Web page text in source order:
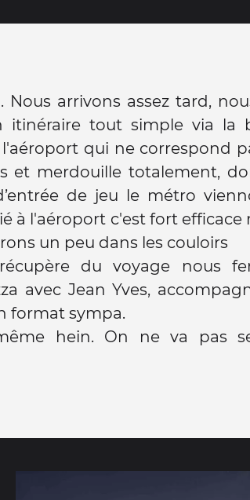
Nous arrivons assez tard,
itinéraire tout simple via la
qui ne correspond
et merdouille totalement,
de jeu le métro
à l'aéroport c'est fort efficace
un peu dans les couloirs
du voyage nous ferons un
avec Jean Yves,
format sympa.
hein. On ne va pas